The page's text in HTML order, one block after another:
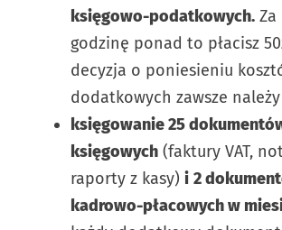
księgowo-podatkowych. Za
godzinę ponad to płacisz
decyzja o poniesieniu
dodatkowych zawsze
księgowanie 25
księgowych (faktury VAT,
raporty z kasy) i 2
kadrowo-płacowych w